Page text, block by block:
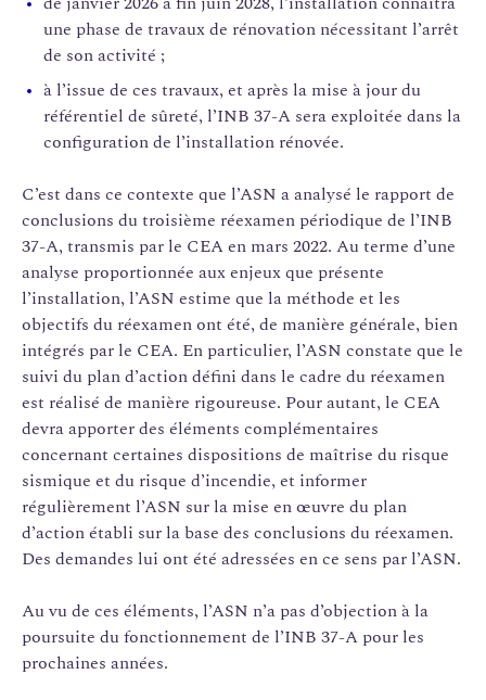
une phase de travaux de rénovation nécessitant l’arrêt
de son activité ;
à l’issue de ces travaux, et après la mise à jour du
référentiel de sûreté, l’INB 37-A sera exploitée dans la
configuration de l’installation rénovée.
C’est dans ce contexte que l’ASN a analysé le rapport de
conclusions du troisième réexamen périodique de l’INB
37-A, transmis par le CEA en mars 2022. Au terme d’une
analyse proportionnée aux enjeux que présente
l’installation, l’ASN estime que la méthode et les
objectifs du réexamen ont été, de manière générale, bien
intégrés par le CEA. En particulier, l’ASN constate que le
suivi du plan d’action défini dans le cadre du réexamen
est réalisé de manière rigoureuse. Pour autant, le CEA
devra apporter des éléments complémentaires
concernant certaines dispositions de maîtrise du risque
sismique et du risque d’incendie, et informer
régulièrement l’ASN sur la mise en œuvre du plan
d’action établi sur la base des conclusions du réexamen.
Des demandes lui ont été adressées en ce sens par l’ASN.
Au vu de ces éléments, l’ASN n’a pas d’objection à la
poursuite du fonctionnement de l’INB 37-A pour les
prochaines années.